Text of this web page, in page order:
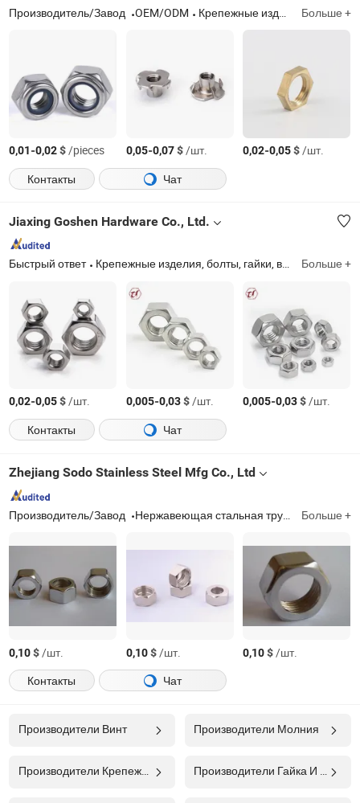
Производитель/Завод OEM/ODM Крепежные изделия Больше +
0,01-0,02$/pieces 0,05-0,07$/шт. 0,02-0,05$/шт.
Контакты
Чат
Jiaxing Goshen Hardware Co., Ltd.
Быстрый ответ Крепежные изделия, болты, гайки, винты, винт из нержавеющей стали, резьбовой стержень, болт из нержавеющей стали, индивидуальный болт, шайба, тележечный болт Больше +
0,02-0,05$/шт. 0,005-0,03$/шт. 0,005-0,03$/шт.
Контакты
Чат
Zhejiang Sodo Stainless Steel Mfg Co., Ltd
Производитель/Завод Нержавеющая стальная труба Zhejiang
Больше +
0,10$/шт. 0,10$/шт. 0,10$/шт.
Контакты
Чат
Производители Винт Производители Молния
Производители Крепежные Изделия